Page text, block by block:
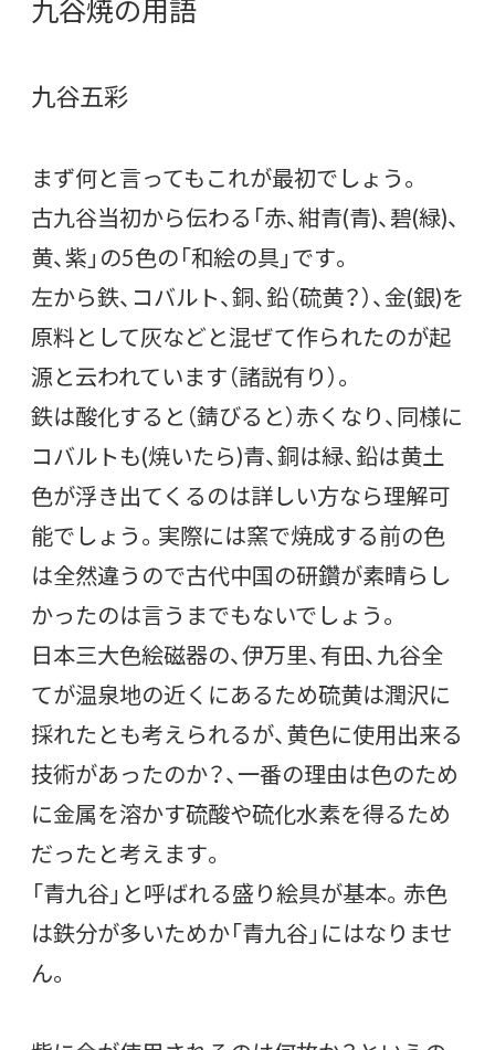
九谷焼の用語
九谷五彩
まず何と言ってもこれが最初でしょう。
古九谷当初から伝わる「赤、紺青(青)、碧(緑)、
黄、紫」の5色の「和絵の具」です。
左から鉄、コバルト、銅、鉛（硫黄？）、金(銀)を
原料として灰などと混ぜて作られたのが起
源と云われています（諸説有り）。
鉄は酸化すると（錆びると）赤くなり、同様に
コバルトも(焼いたら)青、銅は緑、鉛は黄土
色が浮き出てくるのは詳しい方なら理解可
能でしょう。実際には窯で焼成する前の色
は全然違うので古代中国の研鑽が素晴らし
かったのは言うまでもないでしょう。
日本三大色絵磁器の、伊万里、有田、九谷全
てが温泉地の近くにあるため硫黄は潤沢に
採れたとも考えられるが、黄色に使用出来る
技術があったのか？、一番の理由は色のため
に金属を溶かす硫酸や硫化水素を得るため
だったと考えます。
「青九谷」と呼ばれる盛り絵具が基本。赤色
は鉄分が多いためか「青九谷」にはなりませ
ん。